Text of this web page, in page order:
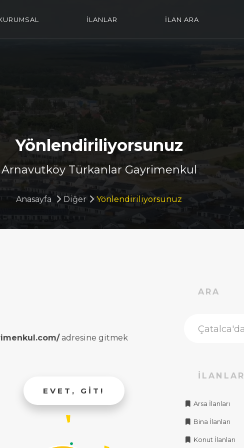
İLANLAR İLAN ARA
Yönlendiriliyorsunuz
Arnavutköy Türkanlar Gayrimenkul
Anasayfa Diğer Yönlendiriliyorsunuz
adresine gitmek
EVET, GIT!
ARA
İLANLAR
Arsa İlanları
Bina İlanları
Konut İlanları